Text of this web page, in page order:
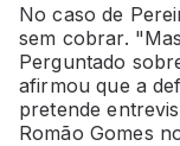
No caso de
sem cobrar.
Perguntado
afirmou que a
pretende
Romão Gomes